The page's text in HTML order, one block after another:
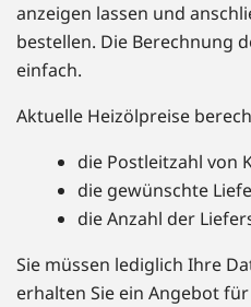
anzeigen lassen und
bestellen. Die Berechnung
einfach.
Aktuelle Heizölpreise
die Postleitzahl von
die gewünschte
die Anzahl der
Sie müssen lediglich Ihre
erhalten Sie ein Angebot